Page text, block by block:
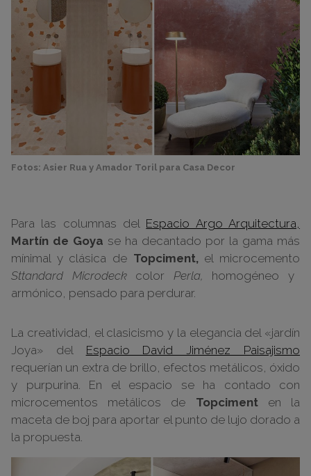
Fotos: Asier Rua y Amador Toril para Casa Decor
Para las columnas del Espacio Argo Arquitectura,
Martín de Goya se ha decantado por la gama más
mínimal y clásica de Topciment,el microcemento
Sttandard Microdeckcolor Perla, homogéneo y
armónico, pensado para perdurar.
La creatividad, el clasicismo y la elegancia del «jardín
Joya» del Espacio David Jiménez Paisajismo
requerían un extra de brillo, efectos metálicos, óxido
y purpurina. En el espacio se ha contado con
microcementos metálicos de Topcimenten la
maceta de boj para aportar el punto de lujo dorado a
la propuesta.